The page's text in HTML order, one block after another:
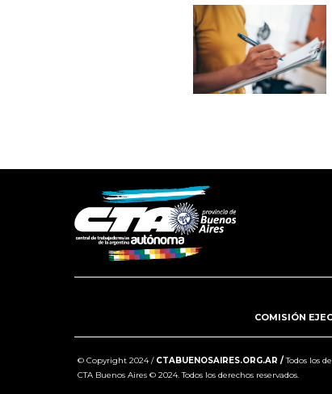
COMISIÓN
© Copyright 2024 / CTABUENOSAIRES.ORG.AR /Todos los
CTA Buenos Aires © 2024. Todos los derechos reservados.